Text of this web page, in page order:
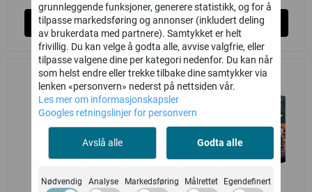
Kjøp Kjøp
grunnleggende funksjoner, generere statistikk, og for å
tilpasse markedsføring og annonser (inkludert deling
av brukerdata med partnere). Samtykket er helt
frivillig. Du kan velge å godta alle, avvise valgfrie, eller
tilpasse valgene dine per kategori nedenfor. Du kan når
som helst endre eller trekke tilbake dine samtykker via
lenken «personvern» nederst på nettsiden vår.
Les mer om informasjonskapsler
Googles retningslinjer for personvern
Avslå alle Godta alle
Nødvendig Analyse Markedsføring Målrettet Egendefinert